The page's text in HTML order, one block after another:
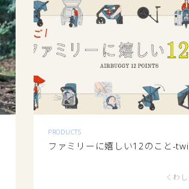
PRODUCTS
ファミリーに嬉しい12のこと-
くわ